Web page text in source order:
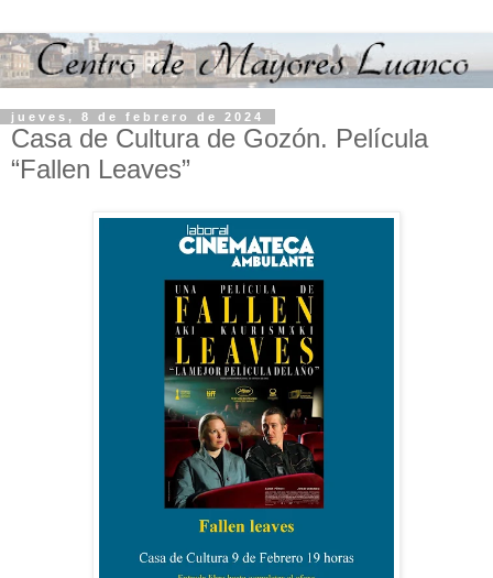
jueves, 8 de febrero de 2024
Casa de Cultura de Gozón. Película
“Fallen Leaves”